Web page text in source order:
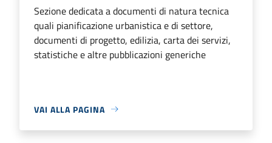
Sezione dedicata a documenti di natura tecnica
quali pianificazione urbanistica e di settore,
documenti di progetto, edilizia, carta dei servizi,
statistiche e altre pubblicazioni generiche
VAI ALLA PAGINA